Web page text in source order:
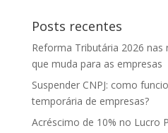
Posts recentes
Reforma Tributária 2026 nas
que muda para as empresas
Suspender CNPJ: como
temporária de empresas?
Acréscimo de 10% no Lucro